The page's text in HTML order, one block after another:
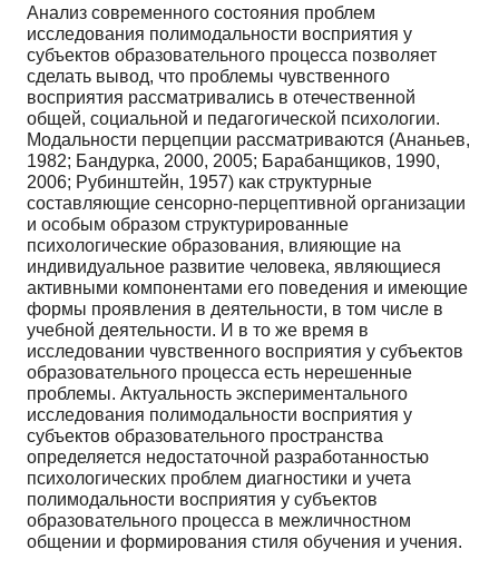
Анализ современного состояния проблем
исследования полимодальности восприятия у
субъектов образовательного процесса позволяет
сделать вывод, что проблемы чувственного
восприятия рассматривались в отечественной
общей, социальной и педагогической психологии.
Модальности перцепции рассматриваются (Ананьев,
1982; Бандурка, 2000, 2005; Барабанщиков, 1990,
2006; Рубинштейн, 1957) как структурные
составляющие сенсорно-перцептивной организации
и особым образом структурированные
психологические образования, влияющие на
индивидуальное развитие человека, являющиеся
активными компонентами его поведения и имеющие
формы проявления в деятельности, в том числе в
учебной деятельности. И в то же время в
исследовании чувственного восприятия у субъектов
образовательного процесса есть нерешенные
проблемы. Актуальность экспериментального
исследования полимодальности восприятия у
субъектов образовательного пространства
определяется недостаточной разработанностью
психологических проблем диагностики и учета
полимодальности восприятия у субъектов
образовательного процесса в межличностном
общении и формирования стиля обучения и учения.